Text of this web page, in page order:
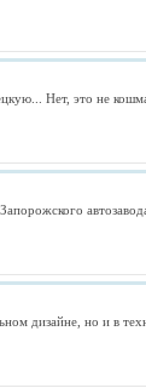
Нет, это не
дизайне, но и в